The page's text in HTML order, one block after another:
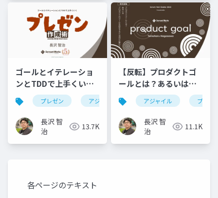
ゴールとイテレーショ
ンとTDDで上手くいく
プレゼン作成術
プレゼン アジャイル ebm rsgt2025
長沢 智
治
13.7K
【反転】プロダクトゴ
ールとは？あるいはプ
ロダクトのゴールを設
定するには何が必要
か？
アジャイル プロダ
長沢 智
治
11.1K
各ページのテキスト